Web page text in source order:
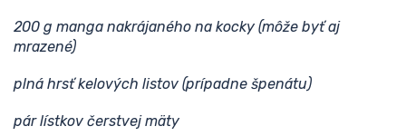
200 g manga nakrájaného na kocky (môže byť aj
mrazené)
plná hrsť kelových listov (prípadne špenátu)
pár lístkov čerstvej mäty